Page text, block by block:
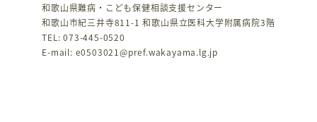
和歌山県難病・こども保健相談支援センター
和歌山市紀三井寺811-1 和歌山県立医科大学附属病院3階
TEL: 073-445-0520
E-mail: e0503021@pref.wakayama.lg.jp